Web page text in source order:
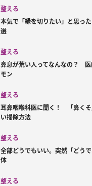
整える
本気で「縁を切りたい」と思っ
選
整える
鼻息が荒い人ってなんなの？
モン
整える
耳鼻咽喉科医に聞く！ 「鼻く
い掃除方法
整える
全部どうでもいい。突然「どう
体
整える